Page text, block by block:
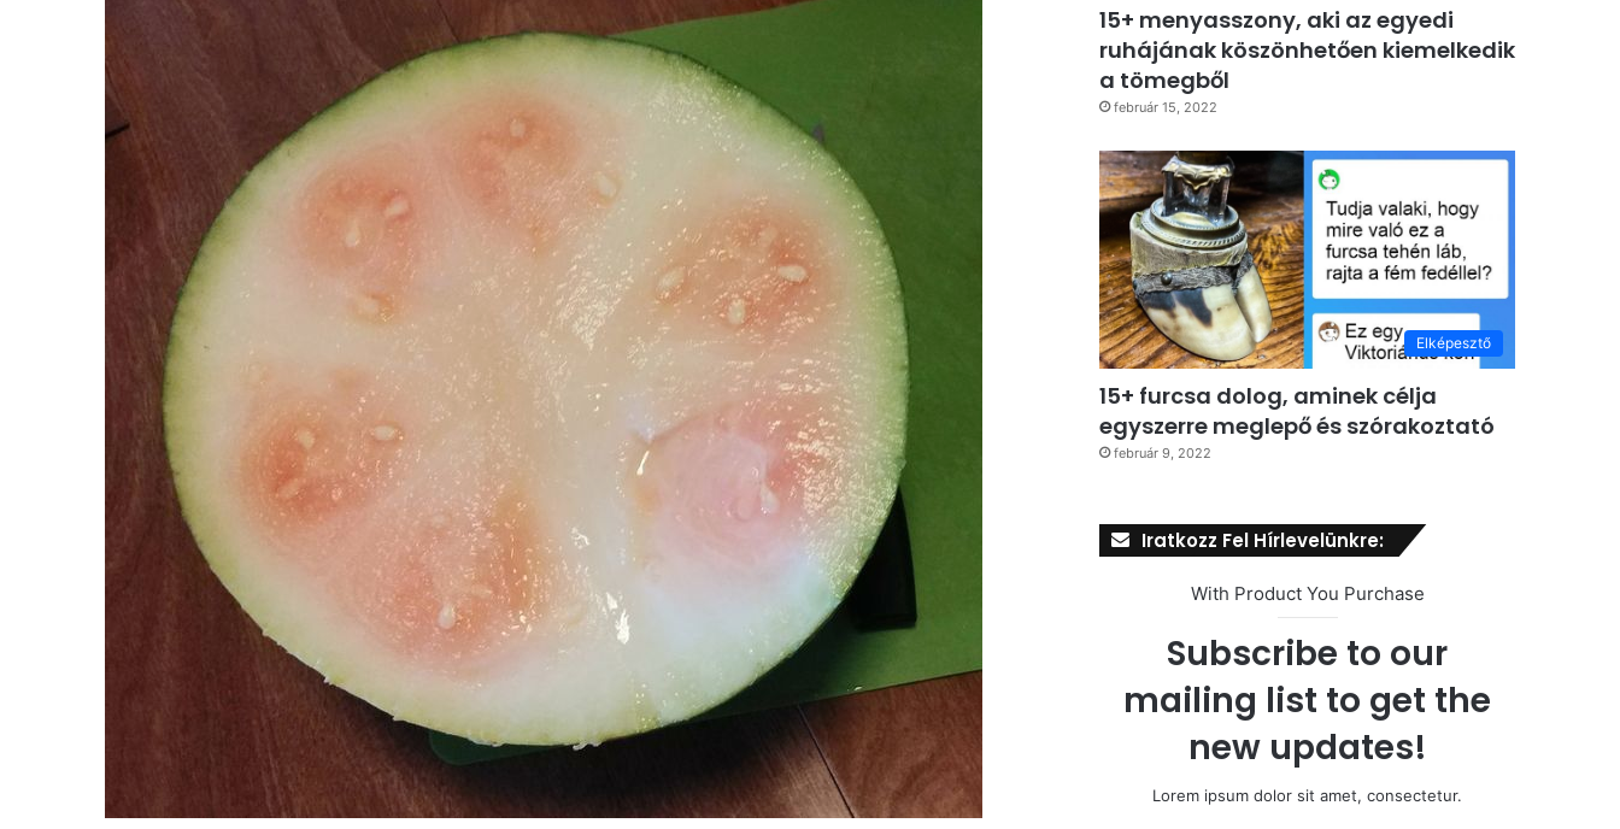
15+ menyasszony, aki az egyedi
ruhájának köszönhetően kiemelkedik
a tömegből
február 15, 2022
Elképesztő
15+ furcsa dolog, aminek célja
egyszerre meglepő és szórakoztató
február 9, 2022
Iratkozz Fel Hírlevelünkre:
With Product You Purchase
Subscribe to our
mailing list to get the
new updates!
Lorem ipsum dolor sit amet, consectetur.